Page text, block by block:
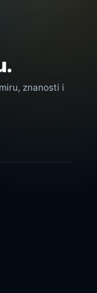
znanosti i